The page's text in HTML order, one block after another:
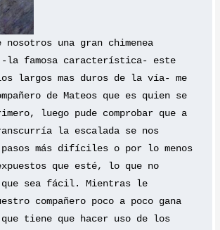
-la famosa característica- este
largos mas duros de la vía- me
de Mateos que es quien se
luego pude comprobar que a
la escalada se nos
más difíciles o por lo menos
que esté, lo que no
sea fácil. Mientras le
compañero poco a poco gana
tiene que hacer uso de los